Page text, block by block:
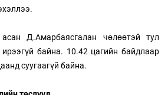
Д.Амарбаясгалан чөлөөтэй тул
байна. 10.42 цагийн байдлаар
суугаагүй байна.